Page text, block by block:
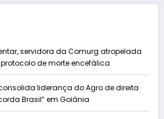
servidora da Comurg atropelada
de morte encefálica
liderança do Agro de direita
Brasil” em Goiânia